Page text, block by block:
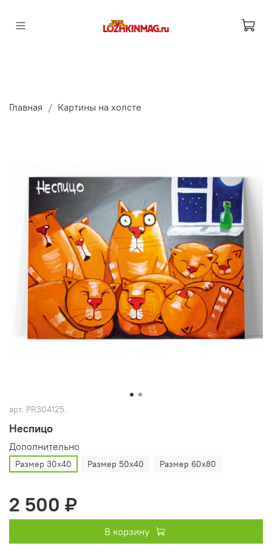
Главная Картины на холсте
арт. PR304125.
Неспицо
Дополнительно
Размер 30х40 Размер 50х40 Размер 60х80
2 500 ₽
В корзину